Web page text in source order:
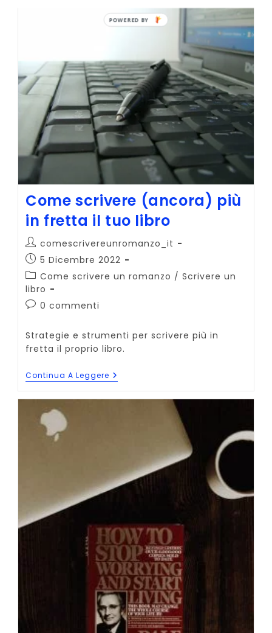
Cause
E
Come scrivere (ancora) più
in fretta il tuo libro
Autore
dell'articolo:
comescrivereunromanzo_it
Articolo
pubblicato:
5 Dicembre 2022
Categoria
dell'articolo:
Come scrivere un romanzo / Scrivere un
libro
Commenti
0 commenti
Strategie e strumenti per scrivere più in
fretta il proprio libro.
Continua A Leggere Come
Scrivere